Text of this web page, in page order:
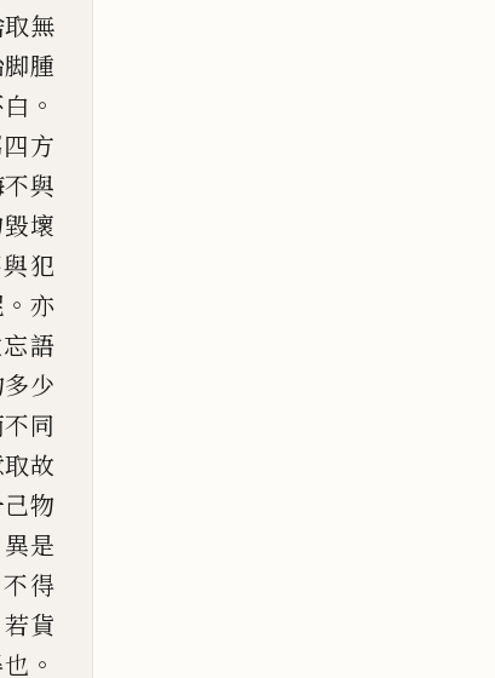
無
腫
。
四方
與
壞
犯
。 亦
語
少
同
故
己物
異是
不得
若貨
。